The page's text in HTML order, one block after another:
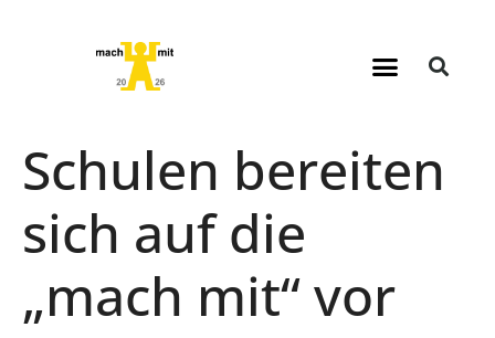
Schulen bereiten
sich auf die
„mach mit“ vor